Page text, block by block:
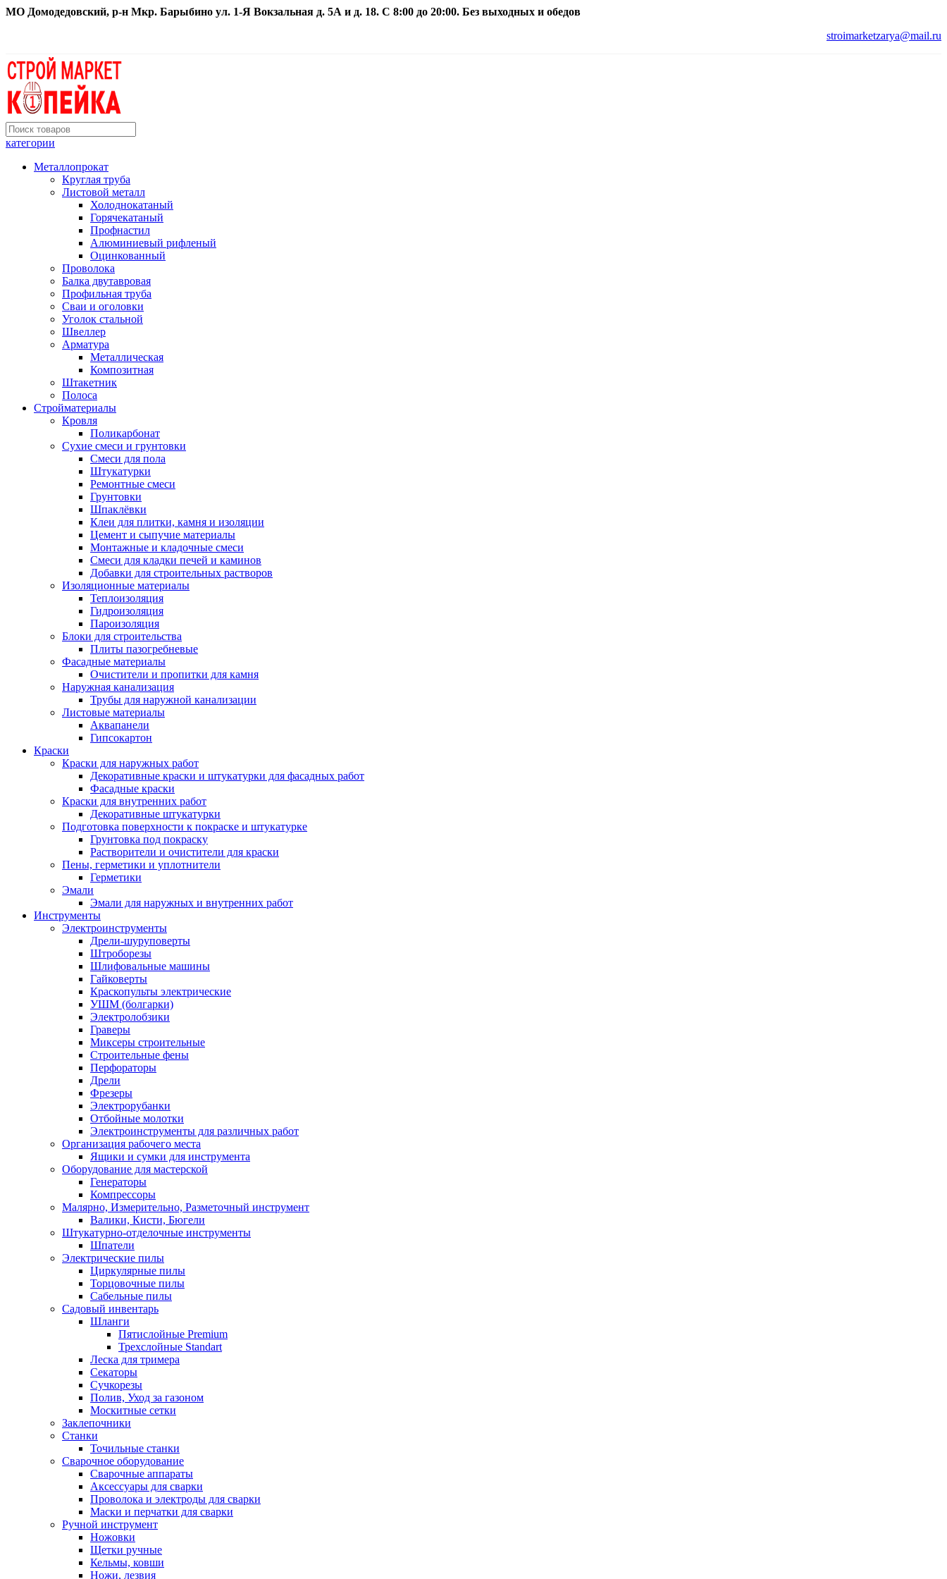
МО Домодедовский, р-н Мкр. Барыбино ул. 1-Я Вокзальная д. 5А и д. 18. С 8:00 до 20:00. Без выходных и обедов
stroimarketzarya@mail.ru
категории
Металлопрокат
Круглая труба
Листовой металл
Холоднокатаный
Горячекатаный
Профнастил
Алюминиевый рифленый
Оцинкованный
Проволока
Балка двутавровая
Профильная труба
Сваи и оголовки
Уголок стальной
Швеллер
Арматура
Металлическая
Композитная
Штакетник
Полоса
Стройматериалы
Кровля
Поликарбонат
Сухие смеси и грунтовки
Смеси для пола
Штукатурки
Ремонтные смеси
Грунтовки
Шпаклёвки
Клеи для плитки, камня и изоляции
Цемент и сыпучие материалы
Монтажные и кладочные смеси
Смеси для кладки печей и каминов
Добавки для строительных растворов
Изоляционные материалы
Теплоизоляция
Гидроизоляция
Пароизоляция
Блоки для строительства
Плиты пазогребневые
Фасадные материалы
Очистители и пропитки для камня
Наружная канализация
Трубы для наружной канализации
Листовые материалы
Аквапанели
Гипсокартон
Краски
Краски для наружных работ
Декоративные краски и штукатурки для фасадных работ
Фасадные краски
Краски для внутренних работ
Декоративные штукатурки
Подготовка поверхности к покраске и штукатурке
Грунтовка под покраску
Растворители и очистители для краски
Пены, герметики и уплотнители
Герметики
Эмали
Эмали для наружных и внутренних работ
Инструменты
Электроинструменты
Дрели-шуруповерты
Штроборезы
Шлифовальные машины
Гайковерты
Краскопульты электрические
УШМ (болгарки)
Электролобзики
Граверы
Миксеры строительные
Строительные фены
Перфораторы
Дрели
Фрезеры
Электрорубанки
Отбойные молотки
Электроинструменты для различных работ
Организация рабочего места
Ящики и сумки для инструмента
Оборудование для мастерской
Генераторы
Компрессоры
Малярно, Измерительно, Разметочный инструмент
Валики, Кисти, Бюгели
Штукатурно-отделочные инструменты
Шпатели
Электрические пилы
Циркулярные пилы
Торцовочные пилы
Сабельные пилы
Садовый инвентарь
Шланги
Пятислойные Premium
Трехслойные Standart
Леска для тримера
Секаторы
Сучкорезы
Полив, Уход за газоном
Москитные сетки
Заклепочники
Станки
Точильные станки
Сварочное оборудование
Сварочные аппараты
Аксессуары для сварки
Проволока и электроды для сварки
Маски и перчатки для сварки
Ручной инструмент
Ножовки
Щетки ручные
Кельмы, ковши
Ножи, лезвия